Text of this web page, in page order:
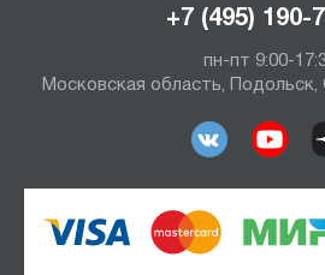
+7 (495) 190-
пн-пт 9:00-
Московская область,